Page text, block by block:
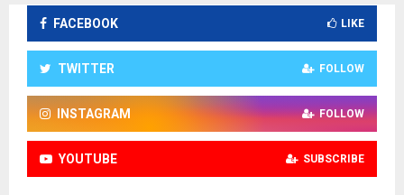
FACEBOOK LIKE
TWITTER FOLLOW
INSTAGRAM FOLLOW
YOUTUBE SUBSCRIBE